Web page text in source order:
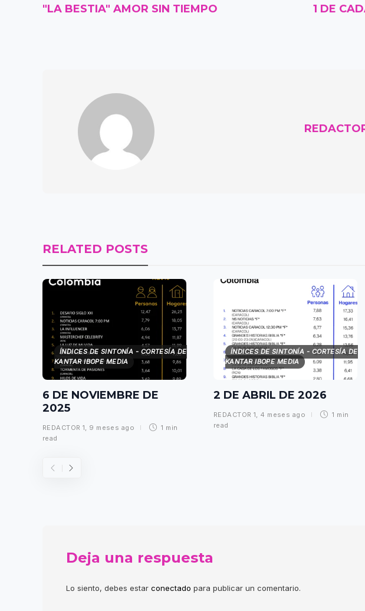
"LA BESTIA" AMOR SIN TIEMPO
1 DE
RELATED POSTS
ÍNDICES DE SINTONÍA - CORTESÍA DE
KANTAR IBOPE MEDIA
6 DE NOVIEMBRE DE
2025
REDACTOR 1 9 meses ago
1 min
read
ÍNDICES DE SINTONÍA - CORTESÍA DE
KANTAR IBOPE MEDIA
2 DE ABRIL DE 2026
REDACTOR 1 4 meses ago
1 min
read
Deja una respuesta
Lo siento, debes estar conectado para publicar un comentario.